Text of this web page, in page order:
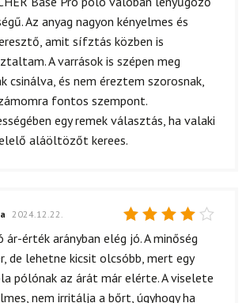
Az anyag nagyon kényelmes és
amit sífztás közben is
A varrások is szépen meg
csinálva, és nem éreztem szorosnak,
fontos szempont.
egy remek választás, ha valaki
aláöltözőt kerees.
Értékelés:
4
2024.12.22.
ár-érték arányban elég jó. A minőség
de lehetne kicsit olcsóbb, mert egy
pólónak az árát már elérte. A viselete
nem irritálja a bőrt, úgyhogy ha